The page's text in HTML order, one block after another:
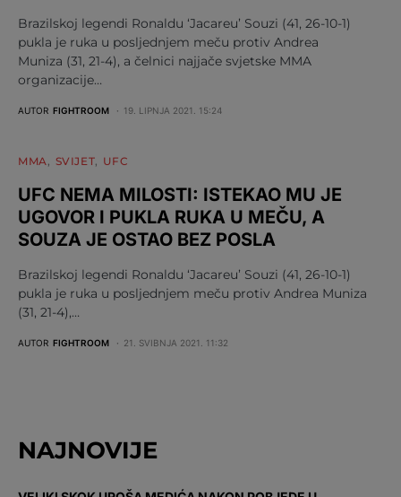
Brazilskoj legendi Ronaldu ‘Jacareu’ Souzi (41, 26-10-1)
pukla je ruka u posljednjem meču protiv Andrea
Muniza (31, 21-4), a čelnici najjače svjetske MMA
organizacije…
AUTOR FIGHTROOM 19. LIPNJA 2021. 15:24
MMA SVIJET UFC
UFC NEMA MILOSTI: ISTEKAO MU JE
UGOVOR I PUKLA RUKA U MEČU, A
SOUZA JE OSTAO BEZ POSLA
Brazilskoj legendi Ronaldu ‘Jacareu’ Souzi (41, 26-10-1)
pukla je ruka u posljednjem meču protiv Andrea Muniza
(31, 21-4),…
AUTOR FIGHTROOM 21. SVIBNJA 2021. 11:32
NAJNOVIJE